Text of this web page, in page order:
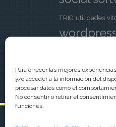
Para ofrecer las mejores
y/o acceder a la información del
procesar datos como el
No consentir o retirar el
funciones.
TRIC utilidades